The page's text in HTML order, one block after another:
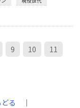
9 10
11
る ｜